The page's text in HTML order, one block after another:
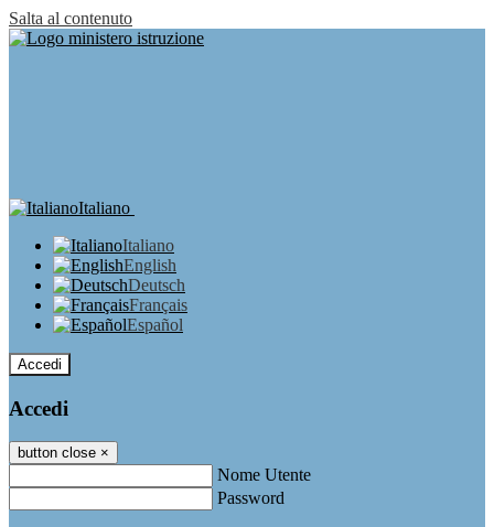
Salta al contenuto
Italiano
Italiano
English
Deutsch
Français
Español
Accedi
Accedi
button close ×
Nome Utente
Password